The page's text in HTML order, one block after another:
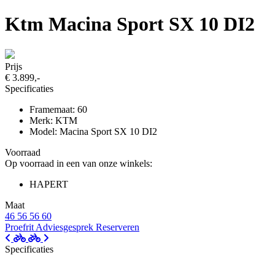
Ktm Macina Sport SX 10 DI2
Prijs
€ 3.899,-
Specificaties
Framemaat: 60
Merk: KTM
Model: Macina Sport SX 10 DI2
Voorraad
Op voorraad in een van onze winkels:
HAPERT
Maat
46 56 56 60
Proefrit Adviesgesprek Reserveren
Specificaties